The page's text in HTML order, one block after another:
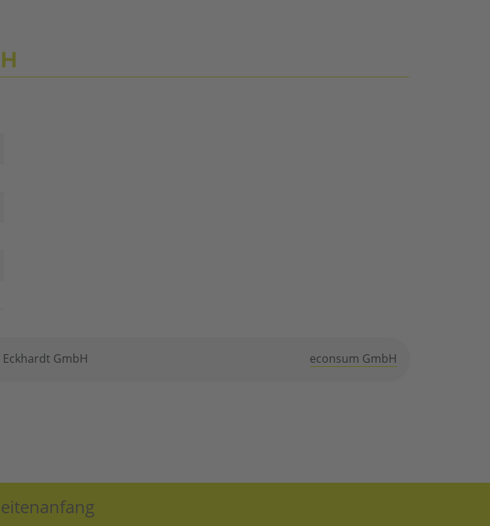
Eckhardt GmbH econsum GmbH